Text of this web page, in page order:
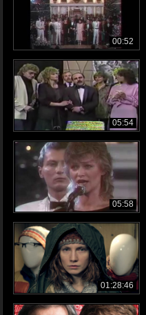
00:52
05:54
05:58
01:28:46